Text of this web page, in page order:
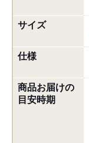
サイズ
仕様
商品お届けの
目安時期